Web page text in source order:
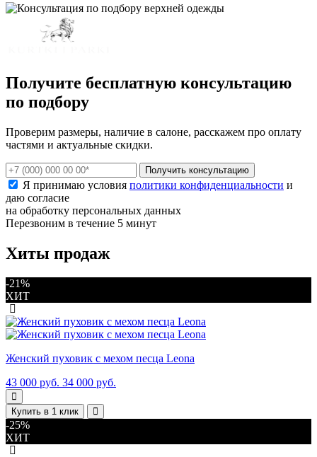
Получите бесплатную консультацию
по подбору
Проверим размеры, наличие в салоне, расскажем про оплату
частями и актуальные скидки.
Получить консультацию
Я принимаю условия политики конфиденциальности и
даю согласие
на обработку персональных данных
Перезвоним в течение 5 минут
Хиты продаж
-21%
ХИТ
Женский пуховик с мехом песца Leona
43 000 руб. 34 000 руб.
Купить в 1 клик
-25%
ХИТ